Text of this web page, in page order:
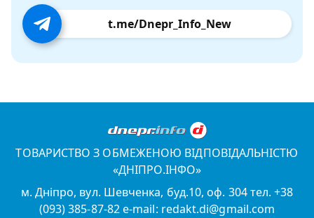
t.me/Dnepr_Info_New
ТОВАРИСТВО З ОБМЕЖЕНОЮ ВІДПОВІДАЛЬНІСТЮ
«ДНІПРО.ІНФО»
м. Дніпро, вул. Шевченка, буд.10, оф. 304 тел. +38
(093) 385-87-82 e-mail: redakt.di@gmail.com